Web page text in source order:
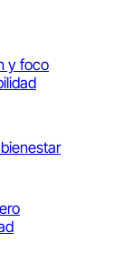
y foco